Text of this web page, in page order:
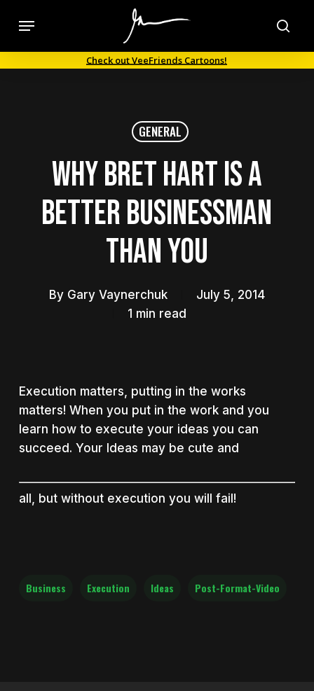
content
Menu
Check out VeeFriends Cartoons!
GENERAL
Why Bret Hart is a
Better Businessman
Than You
By Gary Vaynerchuk
July 5, 2014
1 min read
Execution matters, putting in the works
matters! When you put in the work and you
learn how to execute your ideas you can
succeed. Your Ideas may be cute and
all, but without execution you will fail!
Business Execution Ideas Post-Format-Video